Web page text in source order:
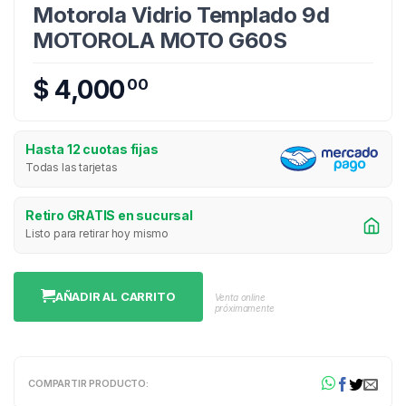
Motorola Vidrio Templado 9d
MOTOROLA MOTO G60S
$ 4,00000
Hasta 12 cuotas fijas
Todas las tarjetas
Retiro GRATIS en sucursal
Listo para retirar hoy mismo
AÑADIR AL CARRITO
Venta online
próximamente
COMPARTIR PRODUCTO: